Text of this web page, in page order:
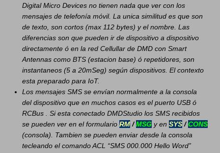
Digital Micro Devices no tienen nada que ver con los
mensajes de telefonía móvil. La unica similitud es que son
de texto, son cortos (max 112 bytes) y el nombre. Las
diferencias son que pueden ir de dispositivo a dispositivo
directamente ó en la red Cellullar de DMD con Smart
Antennas como BTS (estacion base) ó repetidores, son
instantaneos (5 a 20mSeg) según dispositivos. El contexto
esta preparado para IoT.
Los mensajes SMS se envían normalmente a la consola
del dispositivo que en muchos casos es el puerto USB ó
RCBus . Si esta conectado DMDStudio los SMS recibidos
se pueden ver en el formulario RM/MSG y en SYS/CONS
(consola). Tambien se pueden enviar desde la consola
tecleando el comando ACL “SMS 000.000 Hello Word”